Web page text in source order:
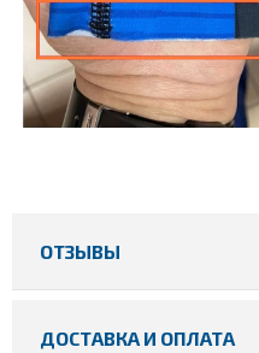
ОТЗЫВЫ
ДОСТАВКА И ОПЛАТА